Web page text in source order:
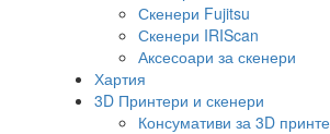
Скенери Fujitsu
Скенери IRIScan
Аксесоари за скенери
Хартия
3D Принтери и скенери
Консумативи за 3D